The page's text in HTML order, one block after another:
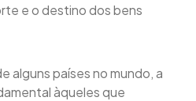
e o destino dos bens
alguns países no mundo, a
àqueles que